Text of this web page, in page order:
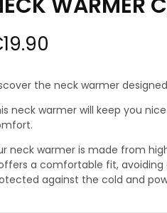
the neck warmer
neck warmer will keep you
neck warmer is made from
a comfortable fit, avoiding
against the cold and